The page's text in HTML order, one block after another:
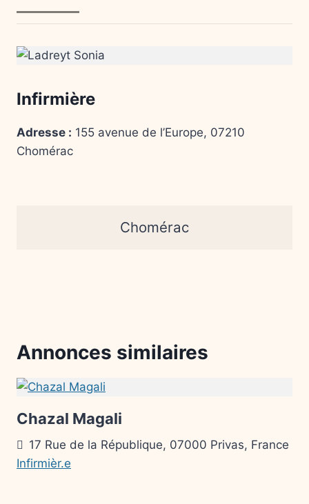
Infirmière
Adresse : 155 avenue de l’Europe, 07210
Chomérac
Chomérac
Annonces similaires
Chazal Magali
17 Rue de la République, 07000 Privas, France
Infirmièr.e